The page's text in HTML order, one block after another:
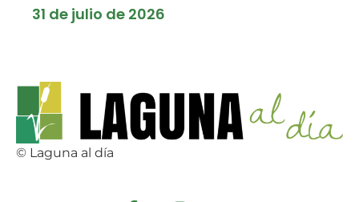
31 de julio de 2026
© Laguna al día